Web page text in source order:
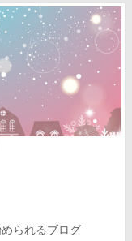
られるブログ